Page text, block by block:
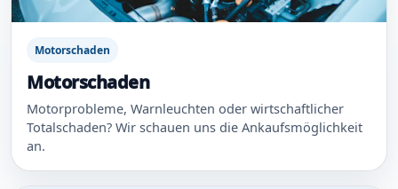
Motorschaden
Motorschaden
Motorprobleme, Warnleuchten oder wirtschaftlicher
Totalschaden? Wir schauen uns die Ankaufsmöglichkeit
an.